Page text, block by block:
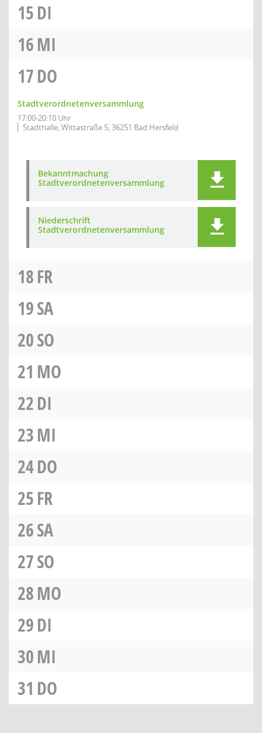
15DI
16MI
17DO
Stadtverordnetenversammlung
17:00-20:10 Uhr
Stadthalle, Wittastraße 5, 36251 Bad Hersfeld
Bekanntmachung
Stadtverordnetenversammlung
Niederschrift
Stadtverordnetenversammlung
18FR
19SA
20SO
21 MO
22DI
23MI
24DO
25FR
26SA
27SO
28MO
29DI
30MI
31 DO